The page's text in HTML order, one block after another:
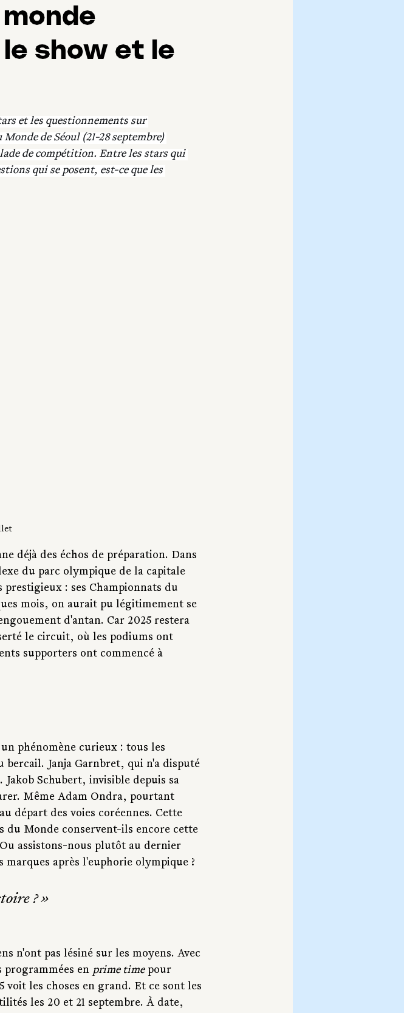
show et le
et les questionnements sur
de Séoul (21-28 septembre)
de compétition. Entre les stars qui
qui se posent, est-ce que les
déjà des échos de préparation. Dans
du parc olympique de la capitale
: ses Championnats du
mois, on aurait pu légitimement se
d'antan. Car 2025 restera
le circuit, où les podiums ont
supporters ont commencé à
phénomène curieux : tous les
bercail. Janja Garnbret, qui n'a disputé
Schubert, invisible depuis sa
Même Adam Ondra, pourtant
départ des voies coréennes. Cette
du Monde conservent-ils encore cette
assistons-nous plutôt au dernier
après l'euphorie olympique ?
? »
n'ont pas lésiné sur les moyens. Avec
en prime time pour
les choses en grand. Et ce sont les
les 20 et 21 septembre. À date,